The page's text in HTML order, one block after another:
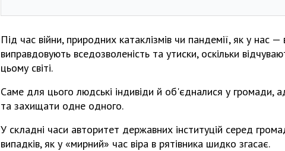
Під час війни, природних катаклізмів чи пандемії, як у нас
виправдовують вседозволеність та утиски, оскільки
цьому світі.
Саме для цього людські індивіди й об'єдналися у громади,
та захищати одне одного.
У складні часи авторитет державних інституцій серед
випадків, як у «мирний» час віра в рятівника шидко згасає.